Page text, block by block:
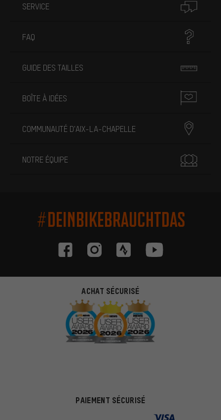
SERVICE
FAQ
GUIDE DES TAILLES
BOÎTE À IDÉES
COMMUNAUTÉ D'AIX-LA-CHAPELLE
NOTRE ÉQUIPE
#DEINBIKEBRAUCHTDAS
ACHAT SÉCURISÉ
PAIEMENT SÉCURISÉ